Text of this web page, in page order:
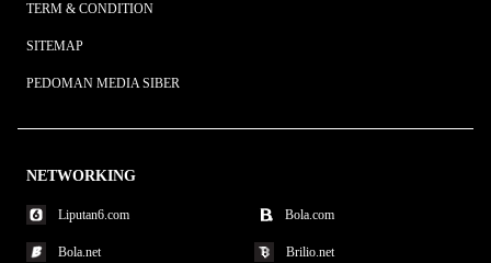
TERM & CONDITION
SITEMAP
PEDOMAN MEDIA SIBER
NETWORKING
Liputan6.com Bola.com
Bola.net Brilio.net